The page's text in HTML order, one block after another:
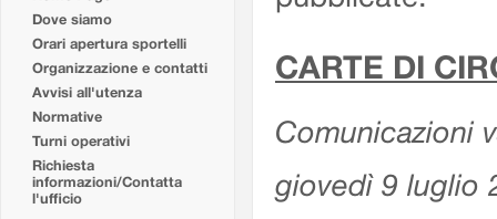
Dove siamo
Orari apertura sportelli
Organizzazione e contatti
Avvisi all'utenza
Normative
Turni operativi
Richiesta
informazioni/Contatta
l'ufficio
CARTE DI
Comunicazioni
giovedì 9 luglio